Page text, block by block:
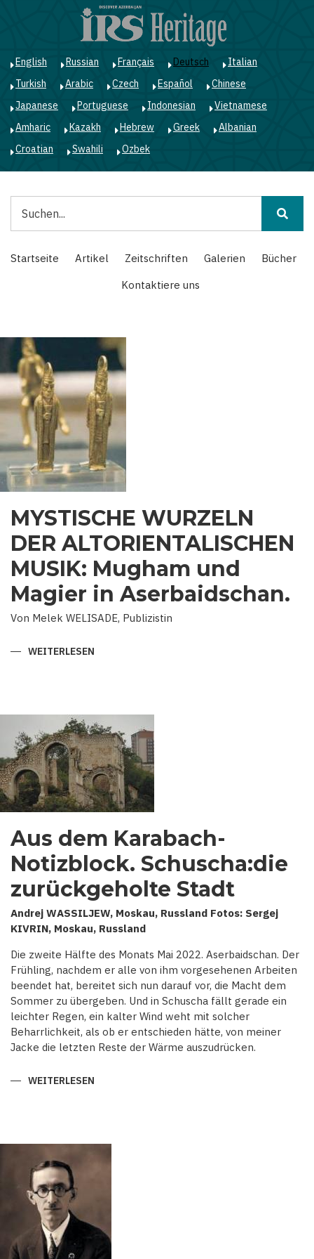
English Russian Français Deutsch
Italian
Turkish
Arabic Czech Español
Chinese
Japanese
Portuguese Indonesian
Vietnamese
Amharic
Kazakh Hebrew Greek
Albanian
Croatian
Swahili Ozbek
Main
navigation
Startseite Artikel Zeitschriften Galerien
Bücher
Kontaktiere uns
MYSTISCHE WURZELN
DER ALTORIENTALISCHEN
MUSIK: Mugham und
Magier in Aserbaidschan.
Von Melek WELISADE, Publizistin
WEITERLESEN
UND
MAGIER
IN
ASERBAIDSCHAN.
Aus dem Karabach-
Notizblock. Schuscha:die
zurückgeholte Stadt
Andrej WASSILJEW, Moskau, Russland Fotos: Sergej
KIVRIN, Moskau, Russland
Die zweite Hälfte des Monats Mai 2022. Aserbaidschan. Der
Frühling, nachdem er alle von ihm vorgesehenen Arbeiten
beendet hat, bereitet sich nun darauf vor, die Macht dem
Sommer zu übergeben. Und in Schuscha fällt gerade ein
leichter Regen, ein kalter Wind weht mit solcher
Beharrlichkeit, als ob er entschieden hätte, von meiner
Jacke die letzten Reste der Wärme auszudrücken.
WEITERLESEN